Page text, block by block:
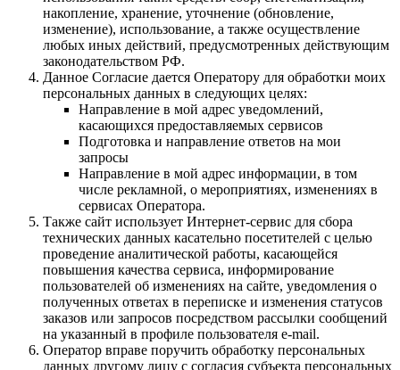
накопление, хранение, уточнение (обновление,
изменение), использование, а также осуществление
любых иных действий, предусмотренных действующим
законодательством РФ.
Данное Согласие дается Оператору для обработки моих
персональных данных в следующих целях:
Направление в мой адрес уведомлений,
касающихся предоставляемых сервисов
Подготовка и направление ответов на мои
запросы
Направление в мой адрес информации, в том
числе рекламной, о мероприятиях, изменениях в
сервисах Оператора.
Также сайт использует Интернет-сервис для сбора
технических данных касательно посетителей с целью
проведение аналитической работы, касающейся
повышения качества сервиса, информирование
пользователей об изменениях на сайте, уведомления о
полученных ответах в переписке и изменения статусов
заказов или запросов посредством рассылки сообщений
на указанный в профиле пользователя e-mail.
Оператор вправе поручить обработку персональных
данных другому лицу с согласия субъекта персональных